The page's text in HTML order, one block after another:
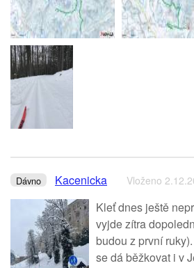
Dávno Kacenicka Vloženo
Kleť dnes ještě
vyjde zítra
budou z první
se dá běžkovat i v